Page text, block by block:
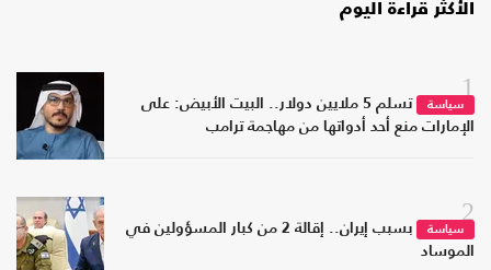
الأكثر قراءة اليوم
1
سياسة
تسلم 5 ملايين دولار.. البيت الأبيض: على
الإمارات منع أحد أدواتها من مهاجمة ترامب
2
سياسة
بسبب إيران.. إقالة 2 من كبار المسؤولين في
الموساد